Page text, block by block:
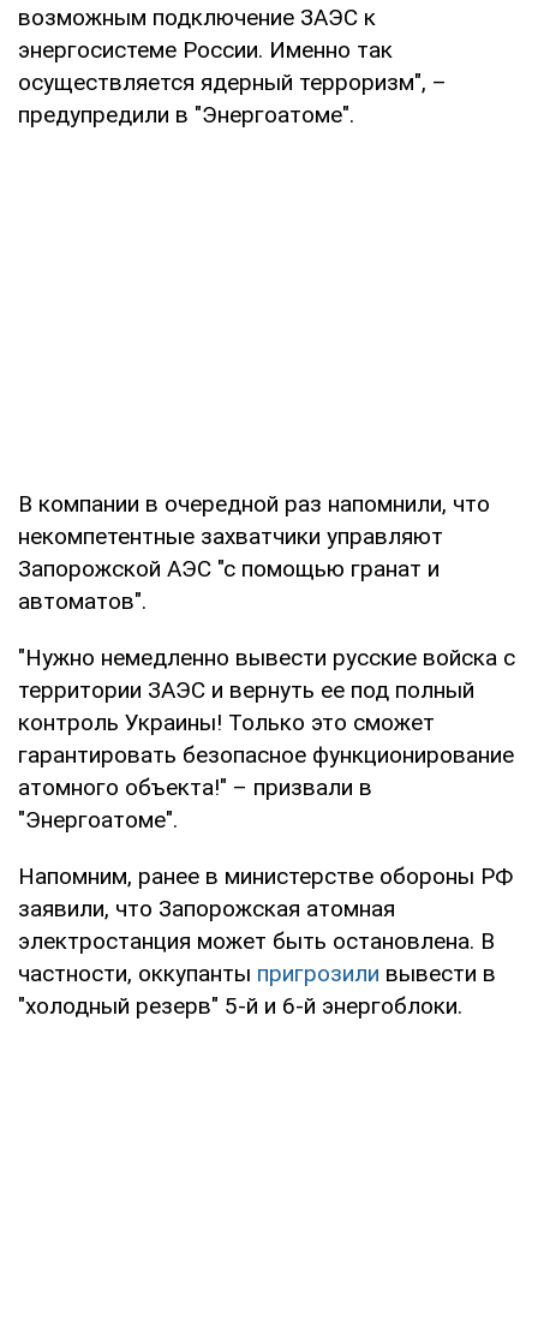
возможным подключение ЗАЭС к
энергосистеме России. Именно так
осуществляется ядерный терроризм", –
предупредили в "Энергоатоме".
В компании в очередной раз напомнили, что
некомпетентные захватчики управляют
Запорожской АЭС "с помощью гранат и
автоматов".
"Нужно немедленно вывести русские войска с
территории ЗАЭС и вернуть ее под полный
контроль Украины! Только это сможет
гарантировать безопасное функционирование
атомного объекта!" – призвали в
"Энергоатоме".
Напомним, ранее в министерстве обороны РФ
заявили, что Запорожская атомная
электростанция может быть остановлена. В
частности, оккупанты пригрозили вывести в
"холодный резерв" 5-й и 6-й энергоблоки.